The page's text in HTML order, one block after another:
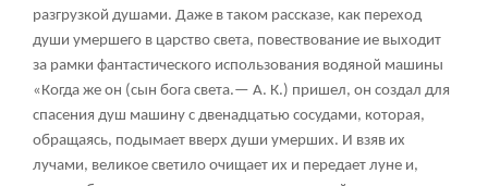
разгрузкой душами. Даже в таком рассказе, как переход
души умершего в царство света, повествование ие выходит
за рамки фантастического использования водяной машины
«Когда же он (сын бога света.— А. К.) пришел, он создал для
спасения душ машину с двенадцатью сосудами, которая,
обращаясь, подымает вверх души умерших. И взяв их
лучами, великое светило очищает их и передает луне и,